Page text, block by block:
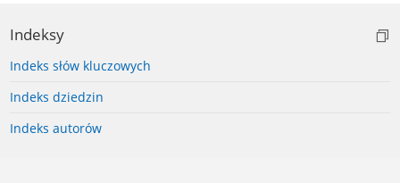
Indeksy
Indeks słów kluczowych
Indeks dziedzin
Indeks autorów